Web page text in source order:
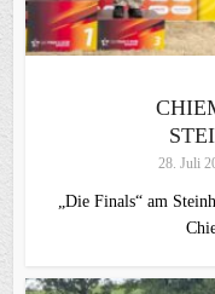
28. Juli
„Die Finals“ am